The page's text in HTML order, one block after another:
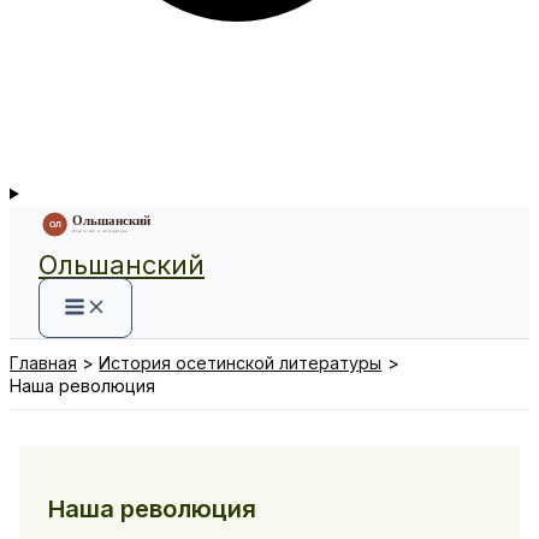
Ольшанский
Главная
История осетинской литературы
Наша революция
Наша революция